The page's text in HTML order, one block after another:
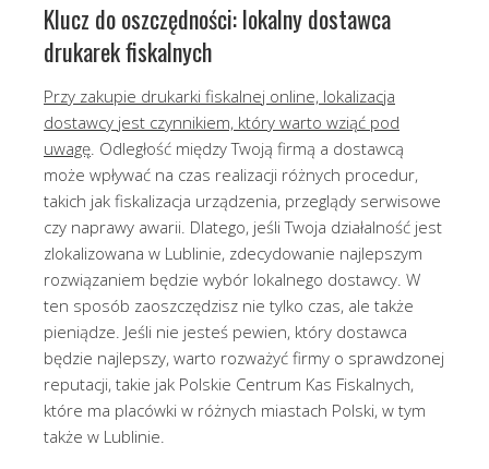
Klucz do oszczędności: lokalny dostawca
drukarek fiskalnych
Przy zakupie drukarki fiskalnej online, lokalizacja
dostawcy jest czynnikiem, który warto wziąć pod
uwagę. Odległość między Twoją firmą a dostawcą
może wpływać na czas realizacji różnych procedur,
takich jak fiskalizacja urządzenia, przeglądy serwisowe
czy naprawy awarii. Dlatego, jeśli Twoja działalność jest
zlokalizowana w Lublinie, zdecydowanie najlepszym
rozwiązaniem będzie wybór lokalnego dostawcy. W
ten sposób zaoszczędzisz nie tylko czas, ale także
pieniądze. Jeśli nie jesteś pewien, który dostawca
będzie najlepszy, warto rozważyć firmy o sprawdzonej
reputacji, takie jak Polskie Centrum Kas Fiskalnych,
które ma placówki w różnych miastach Polski, w tym
także w Lublinie.